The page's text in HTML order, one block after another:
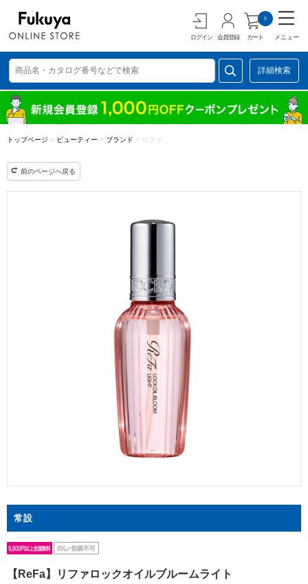
ログイン 会員登録 カート
0
メニュー
詳細検索
トップページ > ビューティー > ブランド > リファ
前のページへ戻る
常設
【ReFa】リファロックオイルブルームライト